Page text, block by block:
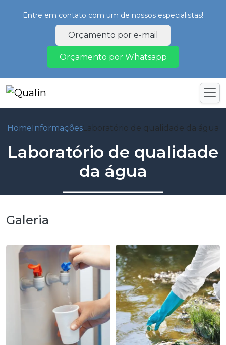
Entre em contato com um de nossos especialistas!
Orçamento por e-mail
Orçamento por Whatsapp
HomeInformaçõesLaboratório de qualidade da água
Laboratório de qualidade
da água
Galeria